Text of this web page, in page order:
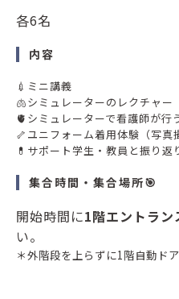
各6名
内容
💉ミニ講義
🫁シミュレーターのレクチャー
🫀シミュレーターで看護師が行
🦴ユニフォーム着用体験（写真
💊サポート学生・教員と振り返
集合時間・集合場所🎯
開始時間に1階エントラン
い。
＊外階段を上らずに1階自動ド